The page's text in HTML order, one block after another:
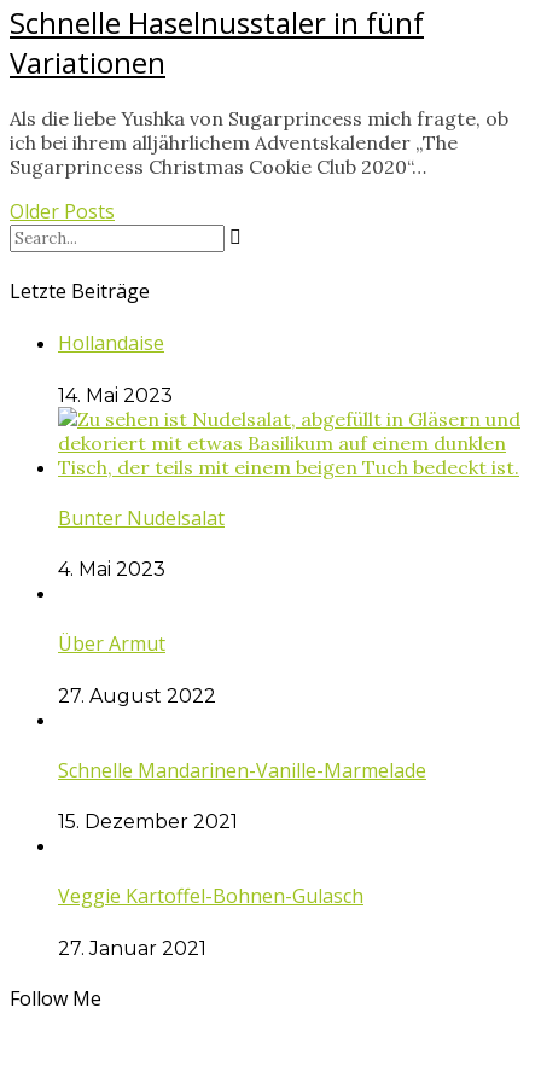
Schnelle Haselnusstaler in fünf
Variationen
Als die liebe Yushka von Sugarprincess mich fragte, ob
ich bei ihrem alljährlichem Adventskalender „The
Sugarprincess Christmas Cookie Club 2020“…
Older Posts
Letzte Beiträge
Hollandaise
14. Mai 2023
Bunter Nudelsalat
4. Mai 2023
Über Armut
27. August 2022
Schnelle Mandarinen-Vanille-Marmelade
15. Dezember 2021
Veggie Kartoffel-Bohnen-Gulasch
27. Januar 2021
Follow Me